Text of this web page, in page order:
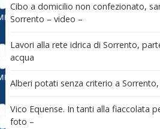
Cibo a domicilio non confezionato,
Sorrento – video –
Lavori alla rete idrica di Sorrento,
acqua
Alberi potati senza criterio a
Vico Equense. In tanti alla fiaccolata
foto –